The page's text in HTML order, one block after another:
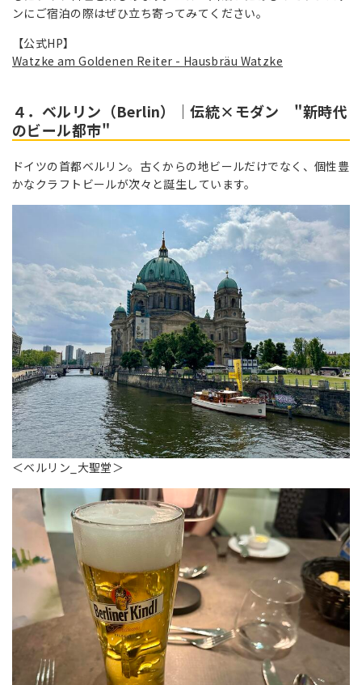
ンにご宿泊の際はぜひ立ち寄ってみてください。
【公式HP】
Watzke am Goldenen Reiter - Hausbräu Watzke
４．ベルリン（Berlin）｜伝統×モダン "新時代
のビール都市"
ドイツの首都ベルリン。古くからの地ビールだけでなく、個性豊
かなクラフトビールが次々と誕生しています。
＜ベルリン_大聖堂＞